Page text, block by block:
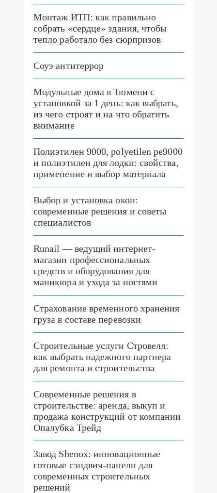
Монтаж ИТП: как правильно
собрать «сердце» здания, чтобы
тепло работало без сюрпризов
Соуэ антитеррор
Модульные дома в Тюмени с
установкой за 1 день: как выбрать,
из чего строят и на что обратить
внимание
Полиэтилен 9000, polyetilen pe9000
и полиэтилен для лодки: свойства,
применение и выбор материала
Выбор и установка окон:
современные решения и советы
специалистов
Runail — ведущий интернет-
магазин профессиональных
средств и оборудования для
маникюра и ухода за ногтями
Страхование временного хранения
груза в составе перевозки
Строительные услуги Стровелл:
как выбрать надежного партнера
для ремонта и строительства
Современные решения в
строительстве: аренда, выкуп и
продажа конструкций от компании
Опалубка Трейд
Завод Shenox: инновационные
готовые сэндвич-панели для
современных строительных
решений